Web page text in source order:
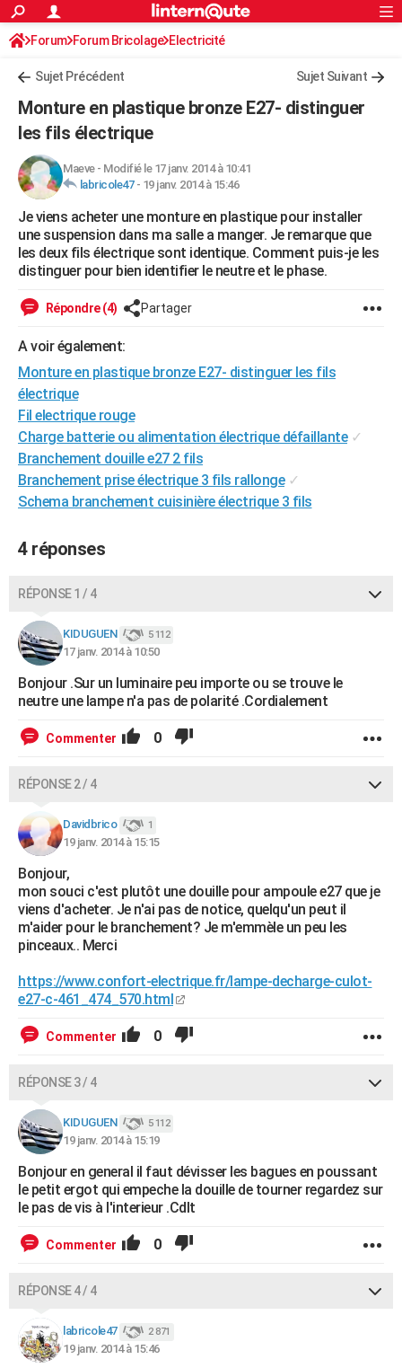
ACTUALITÉS
Politique
Société
Faits Divers
Education
Monde
Villes
+
Programme TV
TNTStreaming
Cinéma
Sorties cinéma
Musique
+FINANCE
Retraite
Impôts
Epargne
Immobilier
Risques naturels par ville
Banque
Assurance
Crédit
AUTO
Essais
Réserver un essai
Citadines
Berlines
SUV
Forum auto
HIGH-TECH
Mobiles
Meilleur smartphone
Internet
Ordinateurs
Jeux vidéo
Guide high-tech
+BRICOLAGE
Forum
Aménagement intérieur
Extérieur
Cuisine
Salle de bains
Jardinage
Rangement
WEEK-END
Guides de France
Escapades
Patrimoine
Expositions
Musées
Week-end nature
LIFESTYLE
Art de vivre
Bien-être
Loisirs
Mode
Modes de vie
SANTE
Alimentation
Guide de la santé
Maladies
Médicaments
Sommeil
VOYAGE
Destinations
City break
Voyage nature
Voyage de noces
Forum
Climat
+PHOTO
GUIDES D'ACHAT
BONS PLANS
Dictionnaire
Biographies
Citations
Expressions
Proverbes
COPAINS D'AVANT
S'inscrire
Se connecter
Lycées
Collèges
Primaires
Universités
Entreprises
Service militaire
Avis de recherche
AVIS DE DÉCÈS
Bricolage
Lifestyle
Culture
Sport
Auto
Television
Voyage
Cinema
S'inscrire
Connexion
Forum Forum Bricolage Electricité
Sujet Précédent Sujet Suivant
Monture en plastique bronze E27- distinguer
les fils électrique
Maeve- Modifié le 17 janv. 2014 à 10:41
labricole47- 19 janv. 2014 à 15:46
Je viens acheter une monture en plastique pour installer
une suspension dans ma salle a manger. Je remarque que
les deux fils électrique sont identique. Comment puis-je les
distinguer pour bien identifier le neutre et le phase.
Répondre (4) Partager
A voir également:
Monture en plastique bronze E27- distinguer les fils
électrique
Fil electrique rouge
Charge batterie ou alimentation électrique défaillante ✓
Branchement douille e27 2 fils
Branchement prise électrique 3 fils rallonge ✓
Schema branchement cuisinière électrique 3 fils
4 réponses
RÉPONSE 1 / 4
KIDUGUEN 5 112
17 janv. 2014 à 10:50
Bonjour .Sur un luminaire peu importe ou se trouve le
neutre une lampe n'a pas de polarité .Cordialement
Commenter 0
RÉPONSE 2 / 4
Davidbrico 1
19 janv. 2014 à 15:15
Bonjour,
mon souci c'est plutôt une douille pour ampoule e27 que je
viens d'acheter. Je n'ai pas de notice, quelqu'un peut il
m'aider pour le branchement? Je m'emmèle un peu les
pinceaux.. Merci
https://www.confort-electrique.fr/lampe-decharge-culot-
e27-c-461_474_570.html
Commenter 0
RÉPONSE 3 / 4
KIDUGUEN 5 112
19 janv. 2014 à 15:19
Bonjour en general il faut dévisser les bagues en poussant
le petit ergot qui empeche la douille de tourner regardez sur
le pas de vis à l'interieur .Cdlt
Commenter 0
RÉPONSE 4 / 4
labricole47 2 871
19 janv. 2014 à 15:46